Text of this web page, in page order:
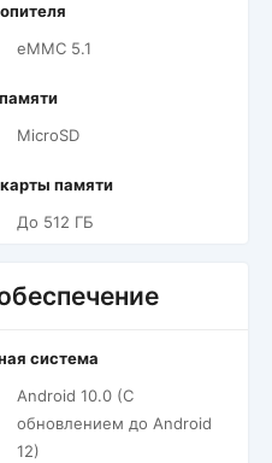
eMMC 5.1
MicroSD
памяти
До 512 ГБ
система
Android 10.0 (С
обновлением до Android
12)